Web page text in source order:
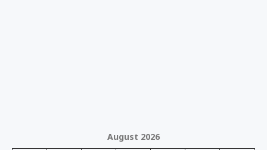
August 2026